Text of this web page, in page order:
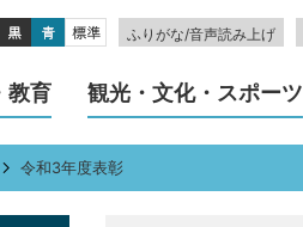
ふりがな/音声読み上げ
教育 観光・文化・スポーツ
令和3年度表彰